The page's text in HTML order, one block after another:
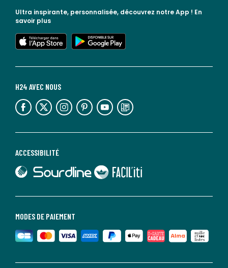
MODES DE PAIEMENT
ACCESSIBILITÉ
lien vers Sourdline
lien vers Faciliti
H24 AVEC NOUS
lien vers l'espace réseaux sociaux lien vers l'espace réseaux sociaux lien vers l'espace réseaux sociaux lien vers l'espace réseaux sociaux lien vers l'espace réseaux sociaux lien vers le blog la redoute
Ultra inspirante, personnalisée, découvrez notre App ! En
savoir plus
lien vers l'app store
lien vers google play